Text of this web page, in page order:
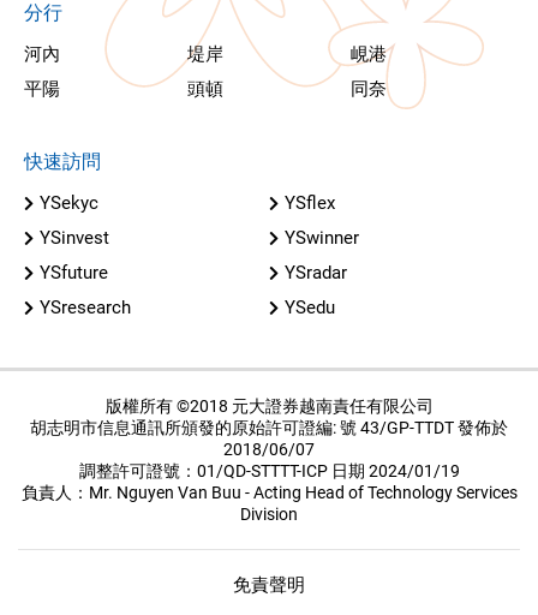
分行
河內 堤岸
峴港
平陽
頭頓 同奈
快速訪問
YSekyc
YSflex
YSinvest
YSwinner
YSfuture
YSradar
YSresearch
YSedu
版權所有 ©2018 元大證券越南責任有限公司
胡志明市信息通訊所頒發的原始許可證編: 號 43/GP-TTDT 發佈於
2018/06/07
調整許可證號：01/QD-STTTT-ICP 日期 2024/01/19
負責人：Mr. Nguyen Van Buu - Acting Head of Technology Services
Division
免責聲明